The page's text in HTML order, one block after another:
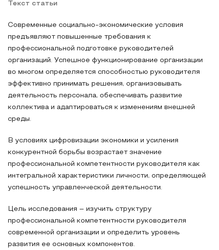
Текст статьи
Современные социально-экономические условия
предъявляют повышенные требования к
профессиональной подготовке руководителей
организаций. Успешное функционирование организации
во многом определяется способностью руководителя
эффективно принимать решения, организовывать
деятельность персонала, обеспечивать развитие
коллектива и адаптироваться к изменениям внешней
среды.
В условиях цифровизации экономики и усиления
конкурентной борьбы возрастает значение
профессиональной компетентности руководителя как
интегральной характеристики личности, определяющей
успешность управленческой деятельности.
Цель исследования – изучить структуру
профессиональной компетентности руководителя
современной организации и определить уровень
развития ее основных компонентов.